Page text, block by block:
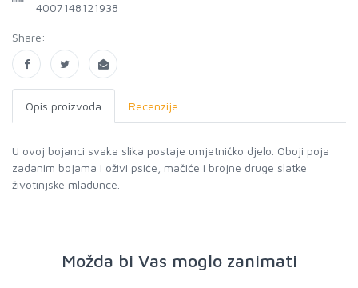
4007148121938
Share:
Opis proizvoda Recenzije
U ovoj bojanci svaka slika postaje umjetničko djelo. Oboji poja
zadanim bojama i oživi psiće, mačiće i brojne druge slatke
životinjske mladunce.
Možda bi Vas moglo zanimati